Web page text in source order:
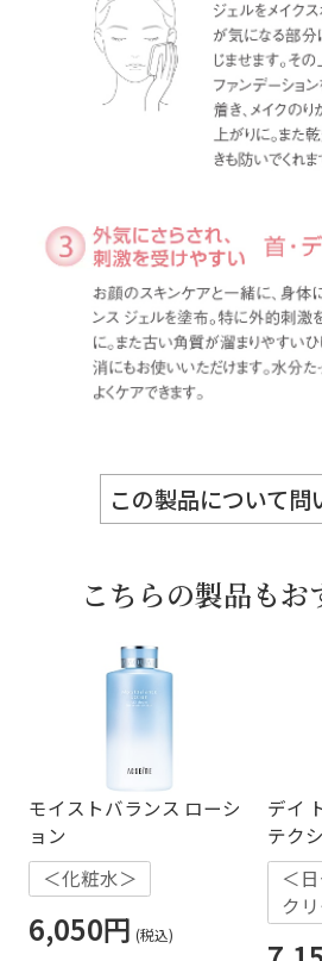
この製品について問
こちらの製品もお
モイストバランス ローシ
ョン
＜化粧水＞
6,050円
デイ
テク
＜
ク